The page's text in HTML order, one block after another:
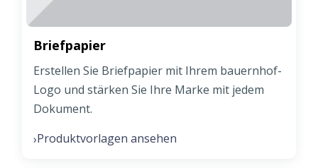
Briefpapier
Erstellen Sie Briefpapier mit Ihrem bauernhof-
Logo und stärken Sie Ihre Marke mit jedem
Dokument.
›Produktvorlagen ansehen